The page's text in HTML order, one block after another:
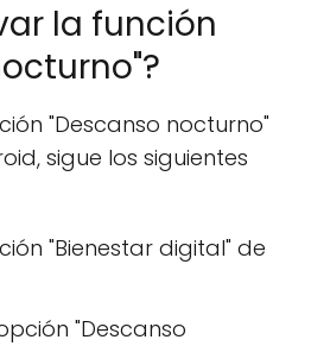
la función
"Descanso nocturno"
sigue los siguientes
"Bienestar digital" de
"Descanso